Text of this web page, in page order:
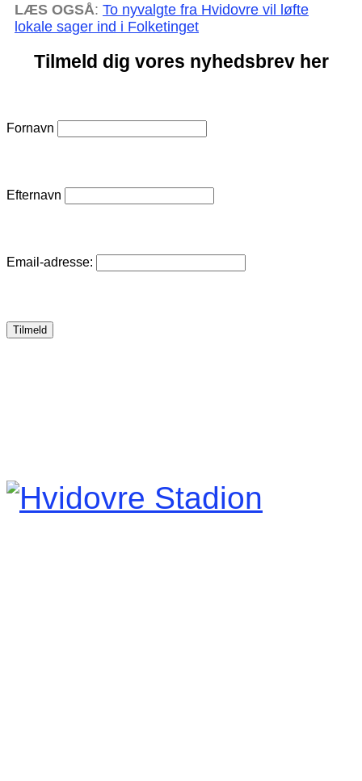
LÆS OGSÅ: To nyvalgte fra Hvidovre vil løfte
lokale sager ind i Folketinget
Tilmeld dig vores nyhedsbrev her
Fornavn
Efternavn
Email-adresse: